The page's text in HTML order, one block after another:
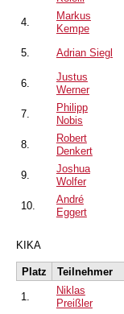
4.
Markus
Kempe
5. Adrian Siegl
6.
Justus
Werner
7.
Philipp
Nobis
8.
Robert
Denkert
9.
Joshua
Wolfer
10.
André
Eggert
KIKA
Platz Teilnehmer
1.
Niklas
Preißler